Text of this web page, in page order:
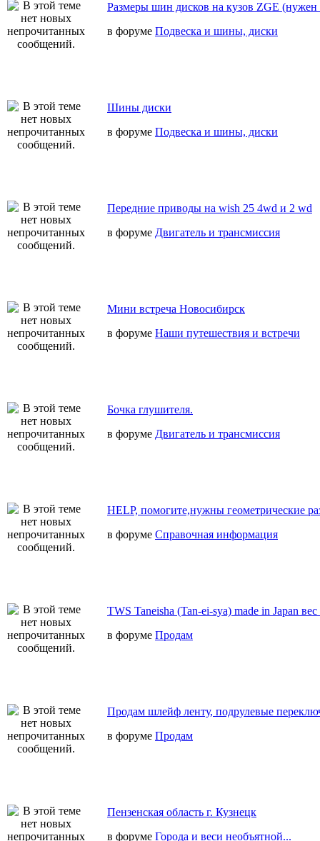
Размеры шин дисков на кузов ZGE (нужен
в форуме Подвеска и шины, диски
Шины диски
в форуме Подвеска и шины, диски
Передние приводы на wish 25 4wd и 2 wd
в форуме Двигатель и трансмиссия
Мини встреча Новосибирск
в форуме Наши путешествия и встречи
Бочка глушителя.
в форуме Двигатель и трансмиссия
HELP, помогите,нужны геометрические
в форуме Справочная информация
TWS Taneisha (Tan-ei-sya) made in Japan
в форуме Продам
Продам шлейф ленту, подрулевые
в форуме Продам
Пензенская область г. Кузнецк
в форуме Города и веси необъятной...